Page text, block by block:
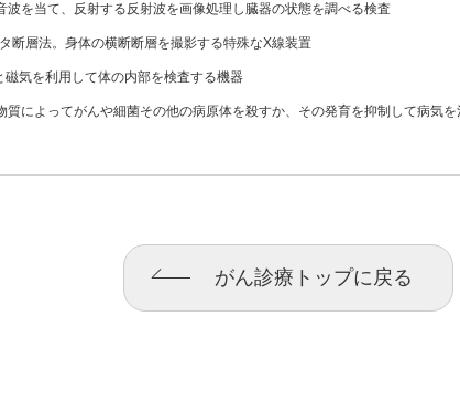
を当て、反射する反射波を画像処理し臓器の状態を調べる検査
層法。身体の横断断層を撮影する特殊なX線装置
気を利用して体の内部を検査する機器
によってがんや細菌その他の病原体を殺すか、その発育を抑制して病気を
がん診療トップに戻る